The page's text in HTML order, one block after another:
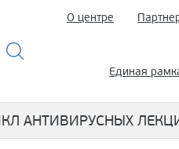
О центре
Единая
АНТИВИРУСНЫХ